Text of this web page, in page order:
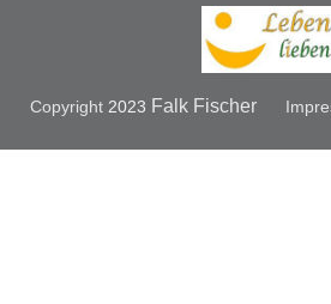
Copyright 2023 Falk Fischer